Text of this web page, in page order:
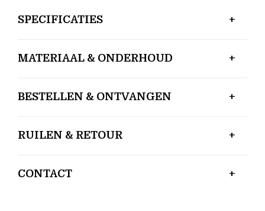
SPECIFICATIES
MATERIAAL & ONDERHOUD
BESTELLEN & ONTVANGEN
RUILEN & RETOUR
CONTACT